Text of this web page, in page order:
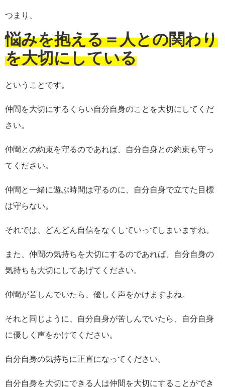
つまり、
悩みを抱える＝人との関わり
を大切にしている
ということです。
仲間を大切にするくらい自分自身のことを大切にしてくだ
さい。
仲間との約束を守るのであれば、自分自身との約束も守っ
てください。
仲間と一緒に遊ぶ時間は守るのに、自分自身で立てた目標
は守らない。
それでは、どんどん自信をなくしていってしまいますね。
また、仲間の気持ちを大切にするのであれば、自分自身の
気持ちも大切にしてあげてください。
仲間が苦しんでいたら、優しく声をかけますよね。
それと同じように、自分自身が苦しんでいたら、自分自身
に優しく声をかけてください。
自分自身の気持ちに正直になってください。
自分自身を大切にできる人は仲間を大切にすることができ